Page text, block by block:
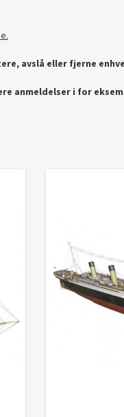
avslå eller fjerne
anmeldelser i for